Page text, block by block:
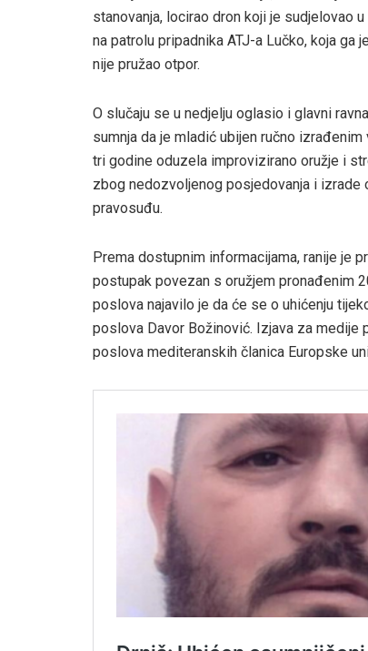
stanovanja, locirao dron koji je sudjelovao
na patrolu pripadnika ATJ-a Lučko, koja
nije pružao otpor.
O slučaju se u nedjelju oglasio i glavni
sumnja da je mladić ubijen ručno
tri godine oduzela improvizirano oružje i
zbog nedozvoljenog posjedovanja i
pravosuđu.
Prema dostupnim informacijama, ranije je
postupak povezan s oružjem pronađenim
poslova najavilo je da će se o uhićenju
poslova Davor Božinović. Izjava za medije
poslova mediteranskih članica Europske